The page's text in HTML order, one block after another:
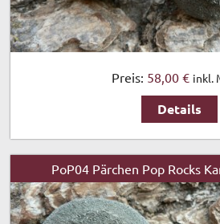
Preis: 58,00 € inkl.
Details
PoP04 Pärchen Pop Rocks